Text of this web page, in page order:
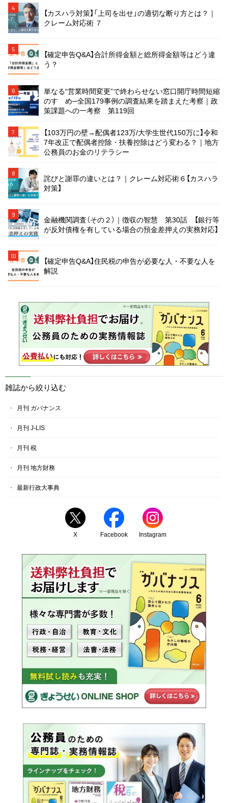
4
【カスハラ対策】「上司を出せ」の適切な断り方とは？｜
クレーム対応術 ７
5
【確定申告Q&A】合計所得金額と総所得金額等はどう違
う？
6
単なる“営業時間変更”で終わらせない窓口開庁時間短縮
のすゝめ─全国179事例の調査結果を踏まえた考察｜政
策課題への一考察 第119回
7
【103万円の壁→配偶者123万/大学生世代150万に】令和
7年改正で配偶者控除・扶養控除はどう変わる？｜地方
公務員のお金のリテラシー
8
詫びと謝罪の違いとは？｜クレーム対応術６【カスハラ
対策】
9
金融機関調査（その２）｜徴収の智慧 第30話 【銀行等
が反対債権を有している場合の預金差押えの実務対応】
10
【確定申告Q&A】住民税の申告が必要な人・不要な人を
解説
雑誌から絞り込む
月刊 ガバナンス
月刊 J-LIS
月刊 税
月刊 地方財務
最新行政大事典
X Facebook Instagram